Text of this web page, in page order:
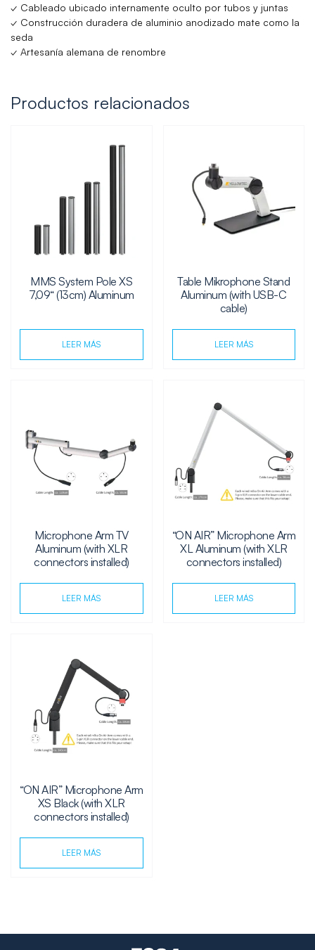
✓ Cableado ubicado internamente oculto por tubos y juntas
✓ Construcción duradera de aluminio anodizado mate como la
seda
✓ Artesanía alemana de renombre
Productos relacionados
MMS System Pole XS
7,09“ (13cm) Aluminum
LEER MÁS
Table Mikrophone Stand
Aluminum (with USB-C
cable)
LEER MÁS
Microphone Arm TV
Aluminum (with XLR
connectors installed)
LEER MÁS
“ON AIR” Microphone Arm
XL Aluminum (with XLR
connectors installed)
LEER MÁS
“ON AIR” Microphone Arm
XS Black (with XLR
connectors installed)
LEER MÁS